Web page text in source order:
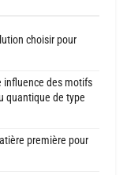
choisir pour
influence des motifs
quantique de type
première pour